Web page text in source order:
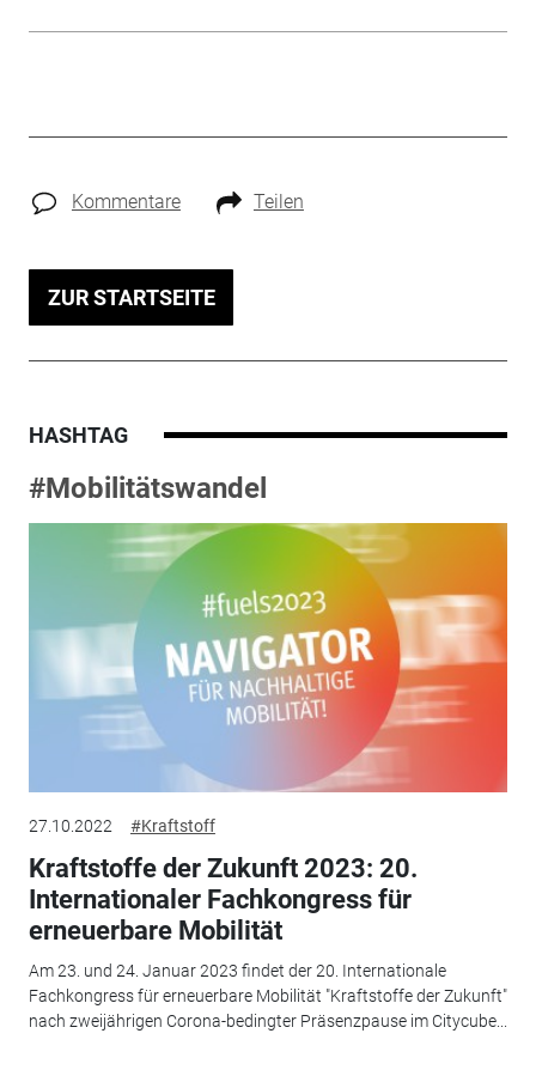
Kommentare Teilen
ZUR STARTSEITE
HASHTAG
#Mobilitätswandel
27.10.2022 #Kraftstoff
Kraftstoffe der Zukunft 2023: 20.
Internationaler Fachkongress für
erneuerbare Mobilität
Am 23. und 24. Januar 2023 findet der 20. Internationale
Fachkongress für erneuerbare Mobilität "Kraftstoffe der Zukunft"
nach zweijährigen Corona-bedingter Präsenzpause im Citycube...